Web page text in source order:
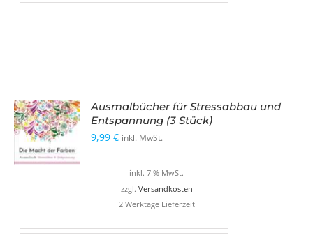
IN DEN
WARENKORB
Ausmalbücher für Stressabbau und
Entspannung (3 Stück)
9,99€ inkl. MwSt.
inkl. 7 % MwSt.
zzgl. Versandkosten
2 Werktage Lieferzeit